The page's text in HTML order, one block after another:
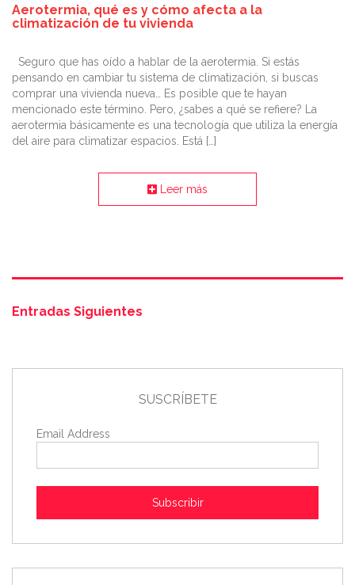
Aerotermia, qué es y cómo afecta a la
climatización de tu vivienda
Seguro que has oído a hablar de la aerotermia. Si estás
pensando en cambiar tu sistema de climatización, si buscas
comprar una vivienda nueva… Es posible que te hayan
mencionado este término. Pero, ¿sabes a qué se refiere? La
aerotermia básicamente es una tecnología que utiliza la energía
del aire para climatizar espacios. Está […]
Leer más
Entradas Siguientes
SUSCRÍBETE
Email Address
Subscribir